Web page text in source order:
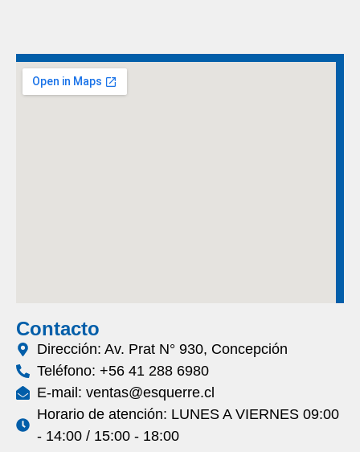
Contacto
Dirección: Av. Prat N° 930, Concepción
Teléfono: +56 41 288 6980
E-mail: ventas@esquerre.cl
Horario de atención: LUNES A VIERNES 09:00
- 14:00 / 15:00 - 18:00